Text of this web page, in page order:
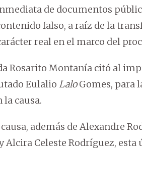
de documentos
falso, a raíz de la
real en el marco del
Rosarito Montanía citó al
Eulalio LaloGomes, para
la causa.
además de Alexandre
Alcira Celeste Rodríguez,